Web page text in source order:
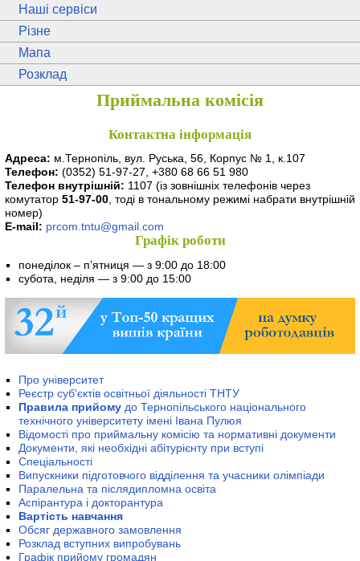
Наші сервіси
Різне
Мапа
Розклад
Приймальна комісія
Контактна інформація
Адреса: м.Тернопіль, вул. Руська, 56, Корпус № 1, к.107
Телефон: (0352) 51-97-27, +380 68 66 51 980
Телефон внутрішній: 1107 (із зовнішніх телефонів через
комутатор 51-97-00, тоді в тональному режимі набрати внутрішній
номер)
E-mail: prcom.tntu@gmail.com
Графік роботи
понеділок – п’ятниця — з 9:00 до 18:00
cубота, неділя — з 9:00 до 15:00
Про університет
Реєстр суб'єктів освітньої діяльності ТНТУ
Правила прийому до Тернопільського національного
технічного університету імені Івана Пулюя
Відомості про приймальну комісію та нормативні документи
Документи, які необхідні абітурієнту при вступі
Спеціальності
Випускники підготовчого відділення та учасники олімпіади
Паралельна та післядипломна освіта
Аспірантура і докторантура
Вартість навчання
Обсяг державного замовлення
Розклад вступних випробувань
Графік прийому громадян